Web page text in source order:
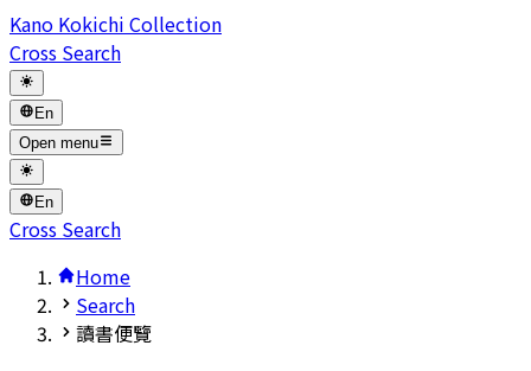
Kano Kokichi Collection
Cross Search
En
Open menu
En
Cross Search
Home
Search
讀書便覽